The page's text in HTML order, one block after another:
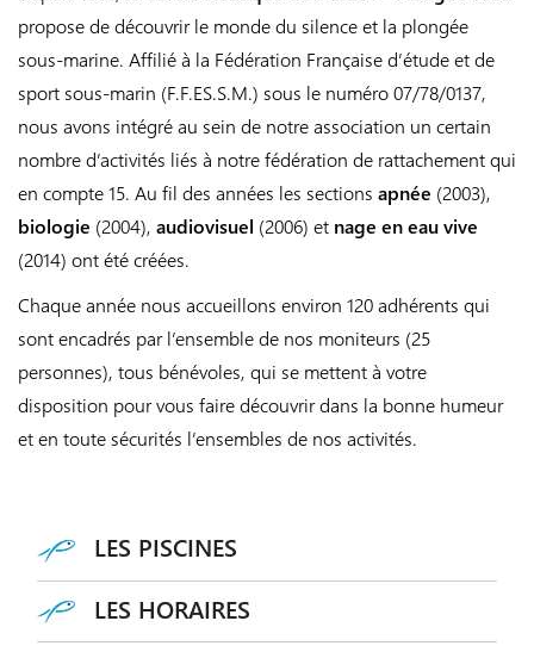
propose de découvrir le monde du silence et la plongée
sous-marine. Affilié à la Fédération Française d’étude et de
sport sous-marin (F.F.ES.S.M.) sous le numéro 07/78/0137,
nous avons intégré au sein de notre association un certain
nombre d’activités liés à notre fédération de rattachement qui
en compte 15. Au fil des années les sections apnée (2003),
biologie (2004), audiovisuel (2006) et nage en eau vive
(2014) ont été créées.
Chaque année nous accueillons environ 120 adhérents qui
sont encadrés par l’ensemble de nos moniteurs (25
personnes), tous bénévoles, qui se mettent à votre
disposition pour vous faire découvrir dans la bonne humeur
et en toute sécurités l’ensembles de nos activités.
LES PISCINES
LES HORAIRES